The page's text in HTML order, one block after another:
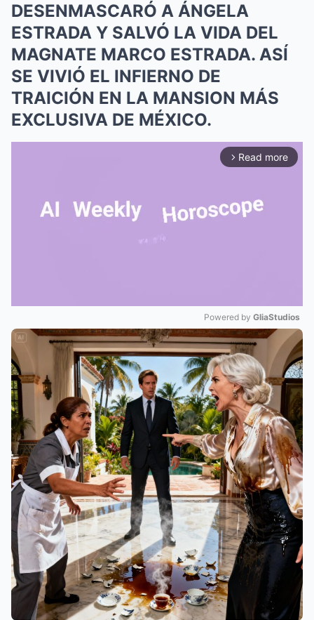
DESENMASCARÓ A ÁNGELA
ESTRADA Y SALVÓ LA VIDA DEL
MAGNATE MARCO ESTRADA. ASÍ
SE VIVIÓ EL INFIERNO DE
TRAICIÓN EN LA MANSION MÁS
EXCLUSIVA DE MÉXICO.
arrow_forward_ios Read more
Mute
Powered by GliaStudios